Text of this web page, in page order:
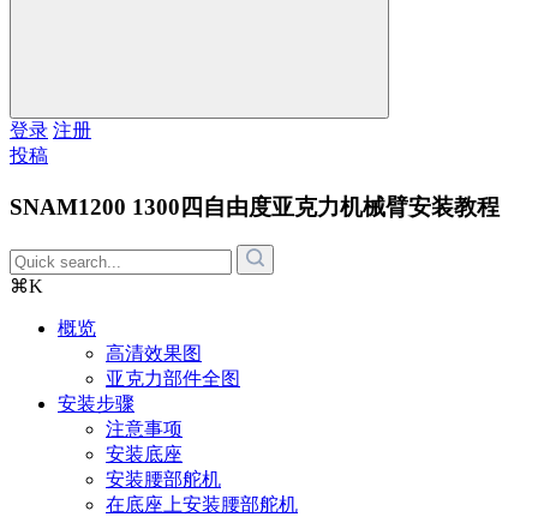
登录 注册
投稿
SNAM1200 1300四自由度亚克力机械臂安装教程
⌘K
概览
高清效果图
亚克力部件全图
安装步骤
注意事项
安装底座
安装腰部舵机
在底座上安装腰部舵机